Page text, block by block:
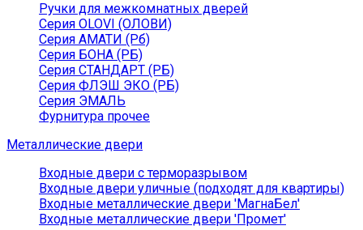
Ручки для межкомнатных дверей
Серия OLOVI (ОЛОВИ)
Серия АМАТИ (Рб)
Серия БОНА (РБ)
Серия СТАНДАРТ (РБ)
Серия ФЛЭШ ЭКО (РБ)
Серия ЭМАЛЬ
Фурнитура прочее
Металлические двери
Входные двери с терморазрывом
Входные двери уличные (подходят для квартиры)
Входные металлические двери 'МагнаБел'
Входные металлические двери 'Промет'